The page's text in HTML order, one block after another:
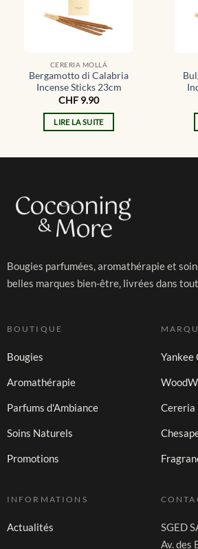
CERERIA MOLLÁ
Bergamotto di Calabria
Incense Sticks 23cm
CHF 9.90
LIRE LA SUITE
Bougies parfumées, aromathérapie et
belles marques bien-être, livrées dans
BOUTIQUE
Bougies
Aromathérapie
Parfums d'Ambiance
Soins Naturels
Promotions
Yankee
Cereria
INFORMATIONS
Actualités
SGED
Av. des